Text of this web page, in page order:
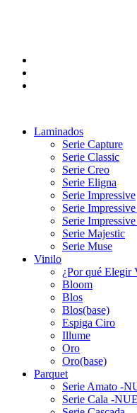
Laminados
Serie Capture
Serie Classic
Serie Creo
Serie Eligna
Serie Impressive
Serie
Serie
Serie Majestic
Serie Muse
Vinilo
¿Por qué Elegir
Bloom
Blos
Blos(base)
Espiga Ciro
Illume
Oro
Oro(base)
Parquet
Serie Amato -
Serie Cala -